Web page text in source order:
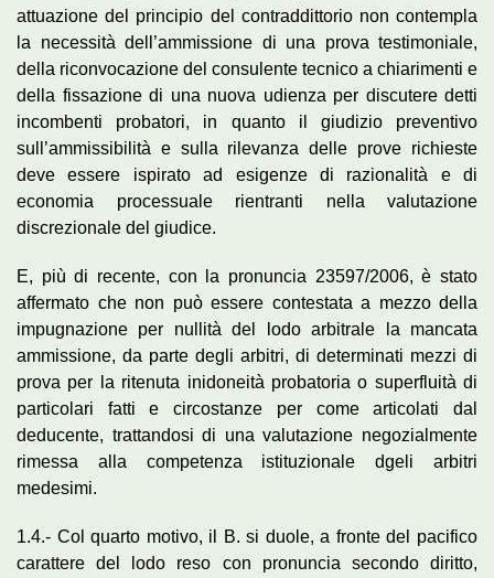
attuazione del principio del contraddittorio non contempla
la necessità dell’ammissione di una prova testimoniale,
della riconvocazione del consulente tecnico a chiarimenti e
della fissazione di una nuova udienza per discutere detti
incombenti probatori, in quanto il giudizio preventivo
sull’ammissibilità e sulla rilevanza delle prove richieste
deve essere ispirato ad esigenze di razionalità e di
economia processuale rientranti nella valutazione
discrezionale del giudice.
E, più di recente, con la pronuncia 23597/2006, è stato
affermato che non può essere contestata a mezzo della
impugnazione per nullità del lodo arbitrale la mancata
ammissione, da parte degli arbitri, di determinati mezzi di
prova per la ritenuta inidoneità probatoria o superfluità di
particolari fatti e circostanze per come articolati dal
deducente, trattandosi di una valutazione negozialmente
rimessa alla competenza istituzionale dgeli arbitri
medesimi.
1.4.- Col quarto motivo, il B. si duole, a fronte del pacifico
carattere del lodo reso con pronuncia secondo diritto,